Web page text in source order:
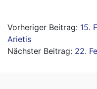
15.
Arietis
22.